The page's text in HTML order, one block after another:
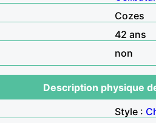
Cozes
42 ans
non
Description physique
Style :